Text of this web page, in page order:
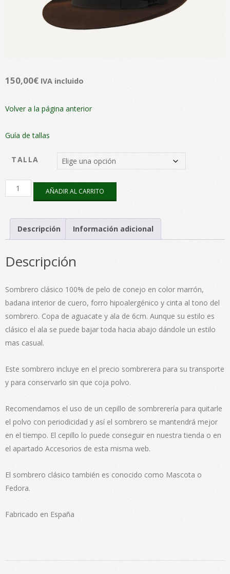
150,00€ IVA incluido
Volver a la página anterior
Guía de tallas
TALLA
Cosme
Pelo
AÑADIR AL CARRITO
Descripción Información adicional
Descripción
Sombrero clásico 100% de pelo de conejo en color marrón,
badana interior de cuero, forro hipoalergénico y cinta al tono del
sombrero. Copa de aguacate y ala de 6cm. Aunque su estilo es
clásico el ala se puede bajar toda hacia abajo dándole un estilo
mas casual.
Este sombrero incluye en el precio sombrerera para su transporte
y para conservarlo sin que coja polvo.
Recomendamos el uso de un cepillo de sombrerería para quitarle
el polvo con periodicidad y así el sombrero se mantendrá mejor
en el tiempo. El cepillo lo puede conseguir en nuestra tienda o en
el apartado Accesorios de esta misma web.
El sombrero clásico también es conocido como Mascota o
Fedora.
Fabricado en España